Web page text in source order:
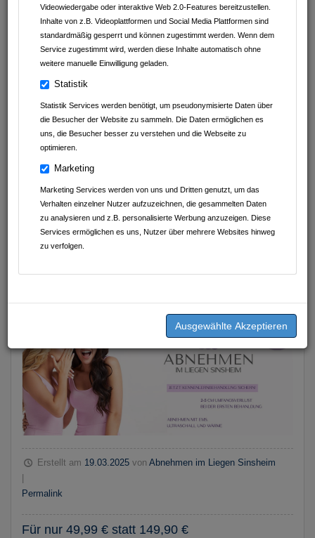
Videowiedergabe oder interaktive Web 2.0-Features bereitzustellen.
Inhalte von z.B. Videoplattformen und Social Media Plattformen sind
standardmäßig gesperrt und können zugestimmt werden. Wenn dem
Service zugestimmt wird, werden diese Inhalte automatisch ohne
weitere manuelle Einwilligung geladen.
Statistik
Statistik Services werden benötigt, um pseudonymisierte Daten über
die Besucher der Website zu sammeln. Die Daten ermöglichen es
uns, die Besucher besser zu verstehen und die Webseite zu
optimieren.
Marketing
Marketing Services werden von uns und Dritten genutzt, um das
Verhalten einzelner Nutzer aufzuzeichnen, die gesammelten Daten
zu analysieren und z.B. personalisierte Werbung anzuzeigen. Diese
Services ermöglichen es uns, Nutzer über mehrere Websites hinweg
zu verfolgen.
Kaffeefaktur
Autohaus Schwarz GmbH&Co.KG
Avdyli Immobilien
Endless Fahrzeugveredelung
Abnehmen im Liegen Sinsheim
D.A.S. Nachhilfeinstitut UG (haftungsbeschränkt)
Geschmackvoll Food Club
K&J Kompressionsversorgung
Thermen & Badewelt Sinsheim
Erstellt am 19.03.2025 vonAbnehmen im Liegen Sinsheim
Permalink
Für nur 49,99 € statt 149,90 €